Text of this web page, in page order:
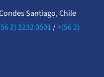
Santiago, Chile
2) 2232 0501/+(56 2)